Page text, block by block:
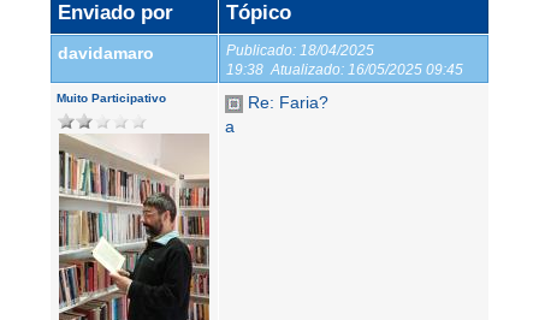
Enviado por Tópico
davidamaro Publicado: 18/04/2025
19:38 Atualizado: 16/05/2025 09:45
Muito Participativo
Re: Faria?
a